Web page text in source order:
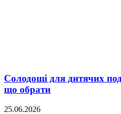
Солодощі для дитячих
що обрати
25.06.2026